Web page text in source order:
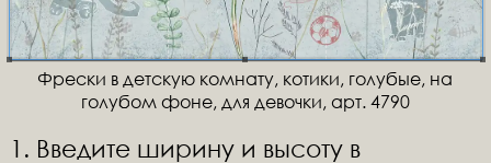
Фрески в детскую комнату, котики, голубые, на
голубом фоне, для девочки, арт. 4790
1. Введите ширину и высоту в